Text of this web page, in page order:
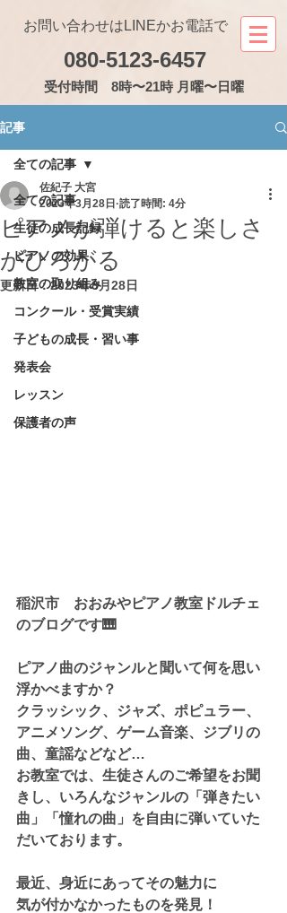
080-5123-6457
お問い合わせはLINEかお電話で
受付時間 8時〜21時 月曜〜日曜
記事
全ての記事
生徒の成長記録
ピアノの効果
教室の取り組み
コンクール・受賞実績
子どもの成長・習い事
発表会
レッスン
保護者の声
全ての記事
ピアノが弾けると楽しさ
がひろがる
佐紀子 大宮
2023年3月28日 読了時間: 4分
更新日：2023年3月28日
稲沢市　おおみやピアノ教室ドルチェ
のブログです🎹
ピアノ曲のジャンルと聞いて何を思い
浮かべますか？
クラッシック、ジャズ、ポピュラー、
アニメソング、ゲーム音楽、ジブリの
曲、童謡などなど…
お教室では、生徒さんのご希望をお聞
きし、いろんなジャンルの「弾きたい
曲」「憧れの曲」を自由に弾いていた
だいております。
最近、身近にあってその魅力に
気が付かなかったものを発見！